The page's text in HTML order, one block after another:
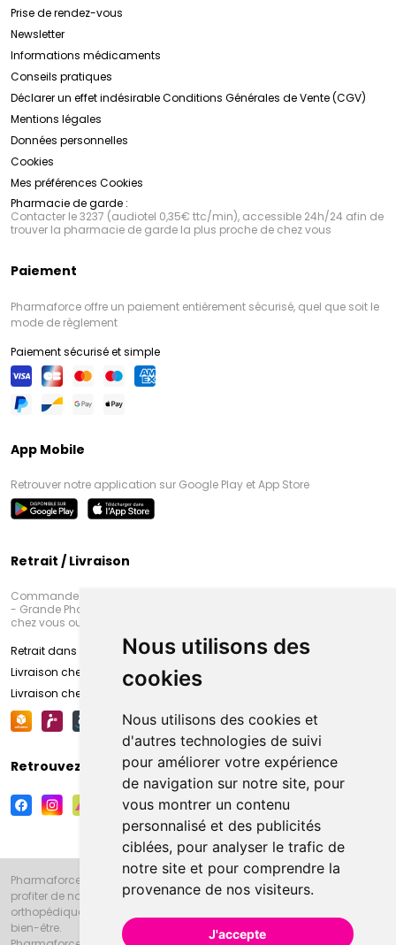
Nous utilisons des
cookies
Nous utilisons des cookies et
d'autres technologies de suivi
pour améliorer votre expérience
de navigation sur notre site, pour
vous montrer un contenu
personnalisé et des publicités
ciblées, pour analyser le trafic de
notre site et pour comprendre la
provenance de nos visiteurs.
J'accepte
Prise de rendez-vous
Newsletter
Informations médicaments
Conseils pratiques
Déclarer un effet indésirableConditions Générales de Vente (CGV)
Mentions légales
Données personnelles
Cookies
Mes préférences Cookies
Pharmacie de garde :
Contacter le 3237 (audiotel 0,35€ ttc/min), accessible 24h/24 afin de
trouver la pharmacie de garde la plus proche de chez vous
Paiement
Pharmaforce offre un paiement entièrement sécurisé, quel que soit le
mode de règlement
Paiement sécurisé et simple
App Mobile
Retrouver notre application sur Google Play et App Store
Retrait / Livraison
Commandez en ligne et venez chercher votre commande à Amiens
- Grande Pharmacie d’Amiens (Fachon) ou recevez-là rapidement
chez vous ou en point retrait
Retrait dans la pharmacie d’Amiens
Livraison chez vous
Livraison chez votre commerçant
Retrouvez-nous sur vos réseaux sociaux
Pharmaforce.fr et la Grande Pharmacie d’Amiens vous souhaitent de
profiter de notre accueil, de nos conseils pharmaceutiques,
orthopédiques, homéopathiques, parapharmaceutiques, beauté et
bien-être.